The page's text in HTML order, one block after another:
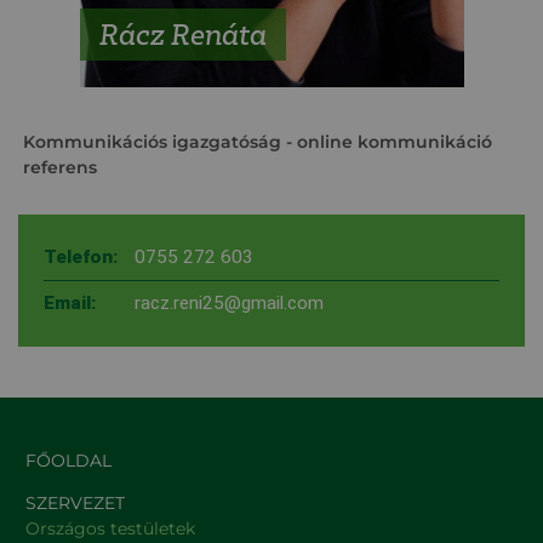
Rácz Renáta
Kommunikációs igazgatóság - online kommunikáció
referens
Telefon: 0755 272 603
Email: racz.reni25@gmail.com
FŐOLDAL
SZERVEZET
Országos testületek